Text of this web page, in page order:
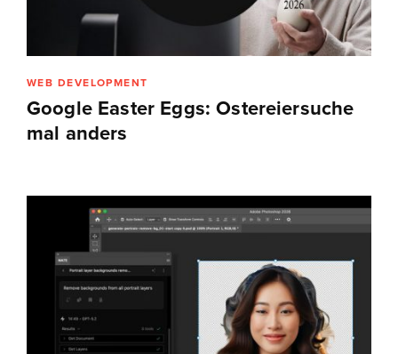
WEB DEVELOPMENT
Google Easter Eggs: Ostereiersuche
mal anders